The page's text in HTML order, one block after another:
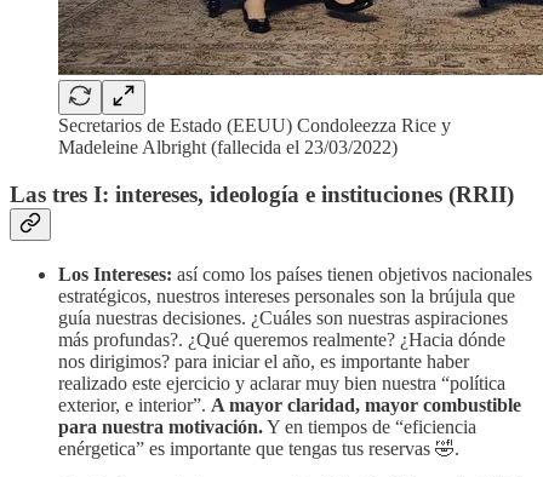
Secretarios de Estado (EEUU) Condoleezza Rice y
Madeleine Albright (fallecida el 23/03/2022)
Las tres I: intereses, ideología e instituciones (RRII)
Los Intereses: así como los países tienen objetivos nacionales
estratégicos, nuestros intereses personales son la brújula que
guía nuestras decisiones. ¿Cuáles son nuestras aspiraciones
más profundas?. ¿Qué queremos realmente? ¿Hacia dónde
nos dirigimos? para iniciar el año, es importante haber
realizado este ejercicio y aclarar muy bien nuestra “política
exterior, e interior”. A mayor claridad, mayor combustible
para nuestra motivación.Y en tiempos de “eficiencia
enérgetica” es importante que tengas tus reservas 🤣.